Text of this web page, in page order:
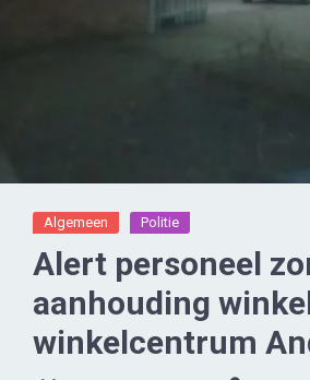
Algemeen Politie
Alert personeel
aanhouding
winkelcentrum